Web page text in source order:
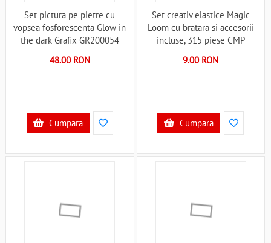
Set pictura pe pietre cu
vopsea fosforescenta Glow in
the dark Grafix GR200054
48.00 RON
Cumpara
Set creativ elastice Magic
Loom cu bratara si accesorii
incluse, 315 piese CMP
9.00 RON
Cumpara